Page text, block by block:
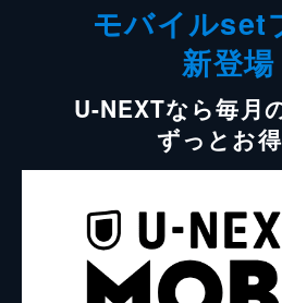
モバイルset
新登場
U-NEXTなら毎月
ずっとお得